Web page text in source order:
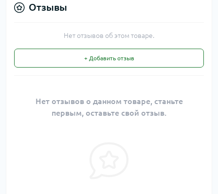
Отзывы
Нет отзывов об этом товаре.
+ Добавить отзыв
Нет отзывов о данном товаре, станьте
первым, оставьте свой отзыв.